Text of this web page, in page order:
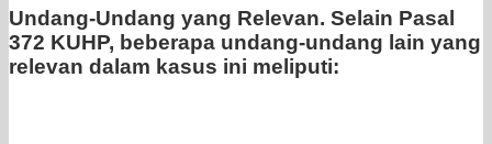
Undang-Undang yang Relevan. Selain Pasal
372 KUHP, beberapa undang-undang lain yang
relevan dalam kasus ini meliputi: